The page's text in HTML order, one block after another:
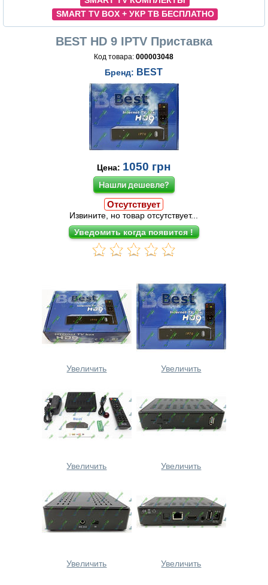
SMART TV BOX + УКР ТВ БЕСПЛАТНО
BEST HD 9 IPTV Приставка
Код товара:000003048
Бренд: BEST
Цена: 1050 грн
Нашли дешевле?
Отсутствует
Извините, но товар отсутствует...
Увеличить Увеличить
Увеличить Увеличить
Увеличить Увеличить